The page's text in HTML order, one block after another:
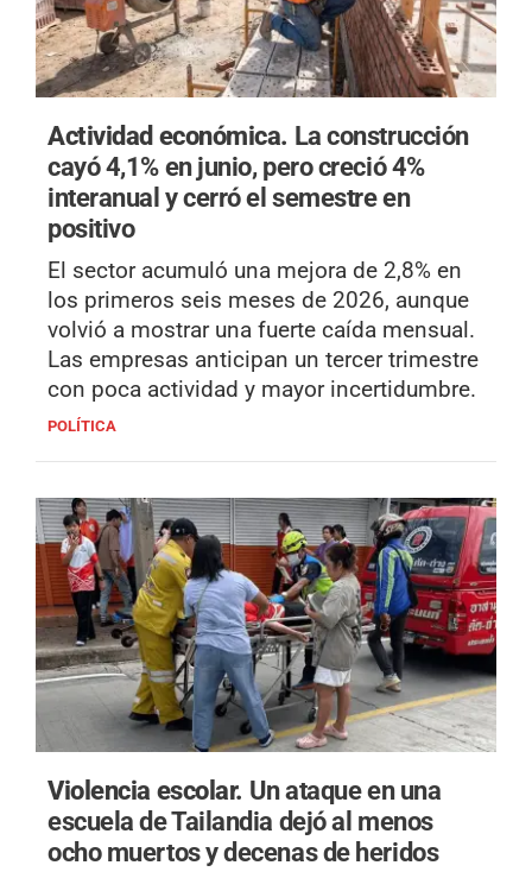
Actividad económica. La construcción
cayó 4,1% en junio, pero creció 4%
interanual y cerró el semestre en
positivo
El sector acumuló una mejora de 2,8% en
los primeros seis meses de 2026, aunque
volvió a mostrar una fuerte caída mensual.
Las empresas anticipan un tercer trimestre
con poca actividad y mayor incertidumbre.
POLÍTICA
Violencia escolar. Un ataque en una
escuela de Tailandia dejó al menos
ocho muertos y decenas de heridos